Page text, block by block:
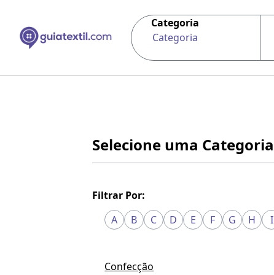
Categoria
Categoria
Selecione uma Categoria
Filtrar Por:
A
B C D E F G H I
Confecção